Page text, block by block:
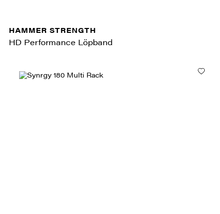
HAMMER STRENGTH
HD Performance Löpband